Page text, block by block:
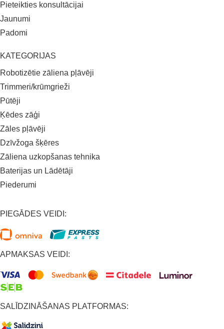
KATEGORIJAS
Robotizētie zāliena pļāvēji
Trimmeri/krūmgrieži
Pūtēji
Ķēdes zāģi
Zāles pļāvēji
Dzīvžoga šķēres
Zāliena uzkopšanas tehnika
Baterijas un Lādētāji
Piederumi
Pieteikties konsultācijai
Jaunumi
Padomi
PIEGĀDES VEIDI:
APMAKSAS VEIDI:
SALĪDZINĀŠANAS PLATFORMAS: